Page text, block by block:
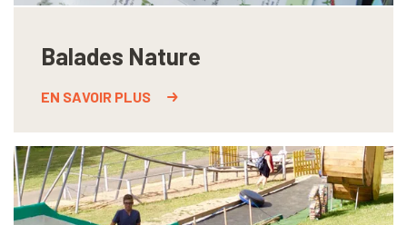
Balades Nature
EN SAVOIR PLUS